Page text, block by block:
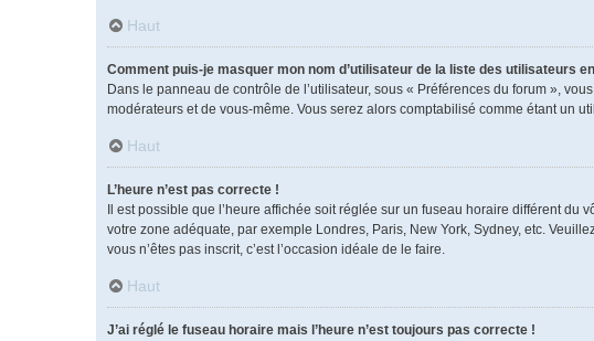
Haut
Comment puis-je masquer mon nom d’utilisateur de la liste des utilisateurs
Dans le panneau de contrôle de l’utilisateur, sous « Préférences du forum »,
modérateurs et de vous-même. Vous serez alors comptabilisé comme étant un
Haut
L’heure n’est pas correcte !
Il est possible que l’heure affichée soit réglée sur un fuseau horaire différent
votre zone adéquate, par exemple Londres, Paris, New York, Sydney, etc.
vous n’êtes pas inscrit, c’est l’occasion idéale de le faire.
Haut
J’ai réglé le fuseau horaire mais l’heure n’est toujours pas correcte !